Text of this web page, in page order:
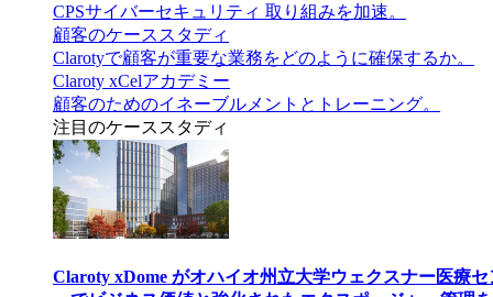
CPSサイバーセキュリティ 取り組みを加速。
顧客のケーススタディ
Clarotyで顧客が重要な業務をどのように確保するか。
Claroty xCelアカデミー
顧客のためのイネーブルメントとトレーニング。
注目のケーススタディ
Claroty xDome がオハイオ州立大学ウェクスナー医療セ